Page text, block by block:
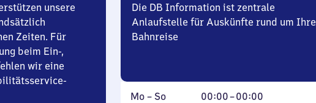
unsere
Zeiten. Für
beim Ein-,
wir eine
Die DB Information ist zentrale
Anlaufstelle für Auskünfte rund um Ihre
Bahnreise
Montag
Mo – So,
00:00–00:00
Von